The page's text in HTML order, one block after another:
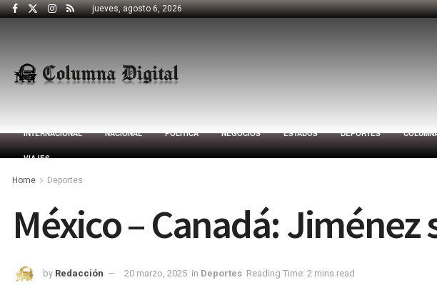
jueves, agosto 6, 2026
INTERNACIONAL NACIONAL POLÍTICA NEGOCIOS ESTADOS DEPORTES
VIAJES
Home Deportes
México – Canadá:
by Redacción 20 marzo, 2025 in Deportes Reading Time: 2 mins read